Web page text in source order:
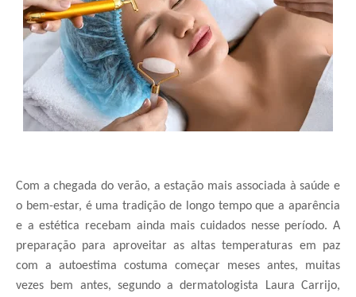
Com a chegada do verão, a estação mais associada à saúde e
o bem-estar, é uma tradição de longo tempo que a aparência
e a estética recebam ainda mais cuidados nesse período. A
preparação para aproveitar as altas temperaturas em paz
com a autoestima costuma começar meses antes, muitas
vezes bem antes, segundo a dermatologista Laura Carrijo,